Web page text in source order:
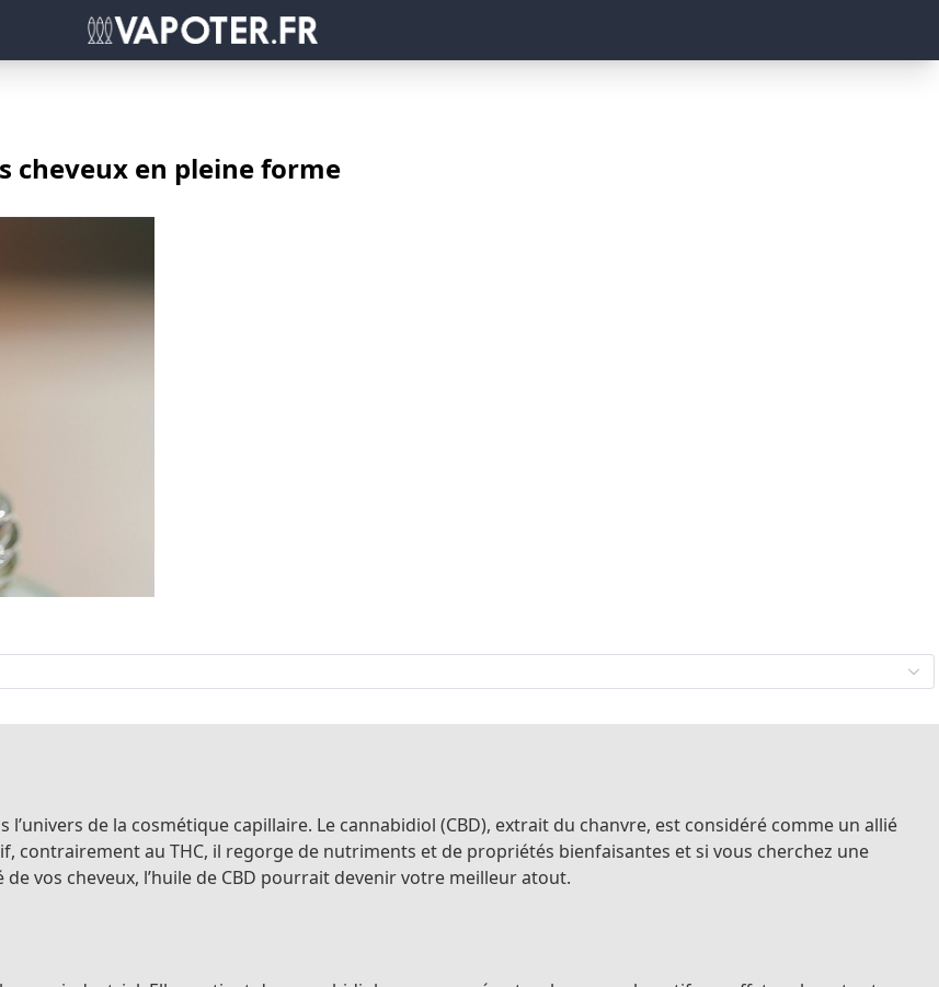
cheveux en pleine forme
de la cosmétique capillaire. Le cannabidiol (CBD), extrait du chanvre, est considéré comme un allié
contrairement au THC, il regorge de nutriments et de propriétés bienfaisantes et si vous cherchez une
vos cheveux, l’huile de CBD pourrait devenir votre meilleur atout.